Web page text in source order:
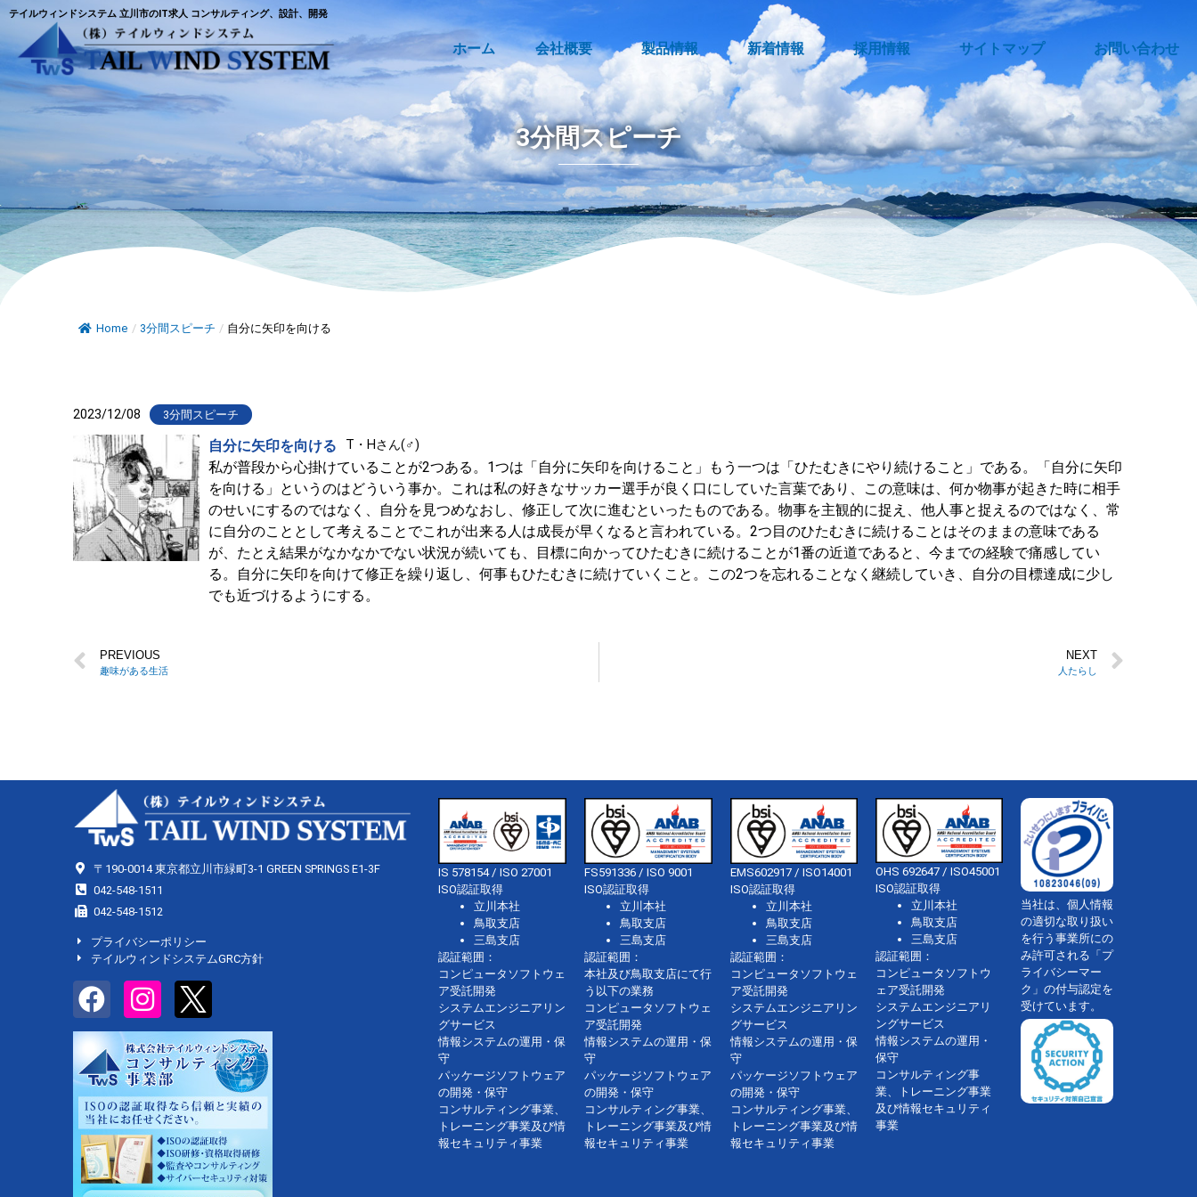
テイルウィンドシステム 立川市のIT求人 コンサルティング、設計、開発
ホーム 会社概要 製品情報 新着情報 採用情報 サイトマップ お問い合わせ
3分間スピーチ
Home / 3分間スピーチ / 自分に矢印を向ける
2023/12/08 3分間スピーチ
自分に矢印を向ける T・Hさん(♂)
私が普段から心掛けていることが2つある。1つは「自分に矢印を向けること」もう一つは「ひたむきにやり続けること」である。「自分に矢印
を向ける」というのはどういう事か。これは私の好きなサッカー選手が良く口にしていた言葉であり、この意味は、何か物事が起きた時に相手
のせいにするのではなく、自分を見つめなおし、修正して次に進むといったものである。物事を主観的に捉え、他人事と捉えるのではなく、常
に自分のこととして考えることでこれが出来る人は成長が早くなると言われている。2つ目のひたむきに続けることはそのままの意味である
が、たとえ結果がなかなかでない状況が続いても、目標に向かってひたむきに続けることが1番の近道であると、今までの経験で痛感してい
る。自分に矢印を向けて修正を繰り返し、何事もひたむきに続けていくこと。この2つを忘れることなく継続していき、自分の目標達成に少し
でも近づけるようにする。
PREVIOUS
趣味がある生活
NEXT
人たらし
〒190-0014 東京都立川市緑町3-1 GREEN SPRINGS E1-3F
042-548-1511
042-548-1512
プライバシーポリシー
テイルウィンドシステムGRC方針
IS 578154 / ISO 27001
ISO認証取得
立川本社
鳥取支店
三島支店
認証範囲：
コンピュータソフトウェ
ア受託開発
システムエンジニアリン
グサービス
情報システムの運用・保
守
パッケージソフトウェア
の開発・保守
コンサルティング事業、
トレーニング事業及び情
報セキュリティ事業
FS591336 / ISO 9001
ISO認証取得
立川本社
鳥取支店
三島支店
認証範囲：
本社及び鳥取支店にて行
う以下の業務
コンピュータソフトウェ
ア受託開発
情報システムの運用・保
守
パッケージソフトウェア
の開発・保守
コンサルティング事業、
トレーニング事業及び情
報セキュリティ事業
EMS602917 / ISO14001
ISO認証取得
立川本社
鳥取支店
三島支店
認証範囲：
コンピュータソフトウェ
ア受託開発
システムエンジニアリン
グサービス
情報システムの運用・保
守
パッケージソフトウェア
の開発・保守
コンサルティング事業、
トレーニング事業及び情
報セキュリティ事業
OHS 692647 / ISO45001
ISO認証取得
立川本社
鳥取支店
三島支店
認証範囲：
コンピュータソフトウ
ェア受託開発
システムエンジニアリ
ングサービス
情報システムの運用・
保守
コンサルティング事
業、トレーニング事業
及び情報セキュリティ
事業
当社は、個人情報
の適切な取り扱い
を行う事業所にの
み許可される「プ
ライバシーマー
ク」の付与認定を
受けています。